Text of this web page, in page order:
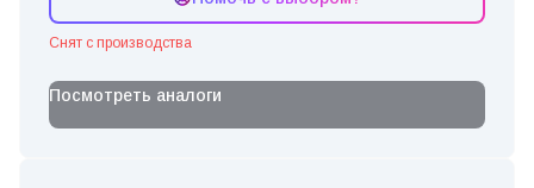
Снят с производства
Посмотреть аналоги